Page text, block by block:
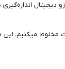
هاردنر ترکیب شود. حتما باید این
ظرف با هم این دو ماده را ترکیب کرده و به